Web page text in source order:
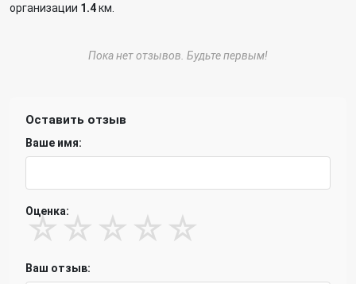
организации 1.4км.
Пока нет отзывов. Будьте первым!
Оставить отзыв
Ваше имя:
Оценка:
☆ ☆ ☆ ☆ ☆
Ваш отзыв: